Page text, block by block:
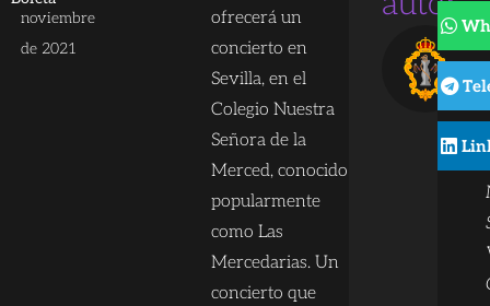
noviembre
de 2021
ofrecerá un
concierto en
Sevilla, en el
Colegio Nuestra
Señora de la
Merced, conocido
popularmente
como Las
Mercedarias. Un
concierto que